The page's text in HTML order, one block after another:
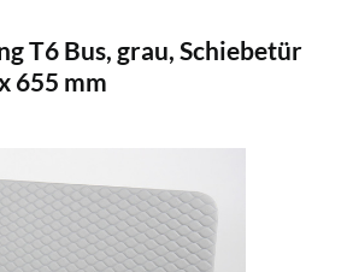
T6 Bus, grau, Schiebetür
655 mm